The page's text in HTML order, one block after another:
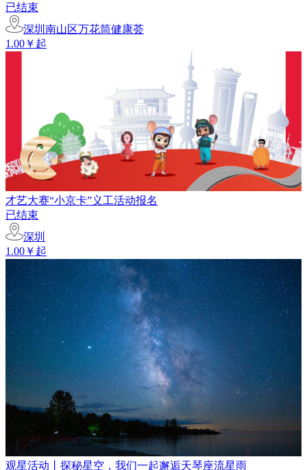
已结束
深圳南山区万花筒健康荟
1.00￥起
才艺大赛“小京卡”义工活动报名
已结束
深圳
1.00￥起
观星活动丨探秘星空，我们一起邂逅天琴座流星雨